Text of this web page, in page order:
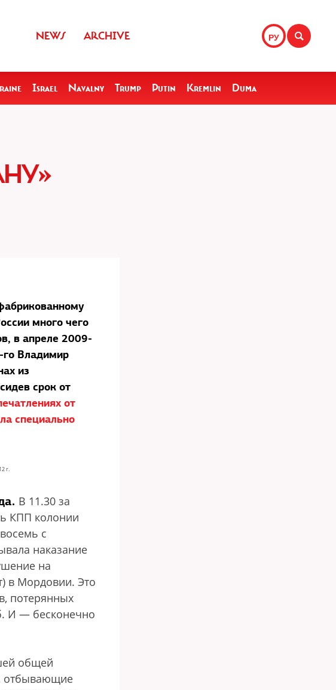
РУ
NEWS ARCHIVE
Israel Navalny Trump Putin Kremlin Duma
много чего
в апреле 2009-
го Владимир
из
срок от
от
специально
г.
В 11.30 за
КПП колонии
с
наказание
на
в Мордовии. Это
потерянных
И — бесконечно
общей
отбывающие